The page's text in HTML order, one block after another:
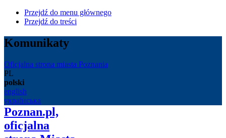
Przejdź do menu głównego
Przejdź do treści
Komunikaty
Oficjalna strona miasta Poznania
PL
polski
english
українська
Poznan.pl,
oficjalna